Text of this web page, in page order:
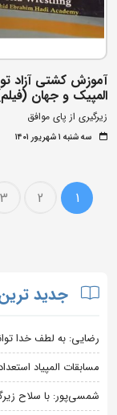
آموزش کشتی آزاد
المپیک و جهان
زیرگیری از پای موافق
سه شنبه ۱ شهریور ۱۴۰۱
1
2
3
جدید
رضایی: به لطف خدا
مسابقات المپیاد
شمسی‌پور: با سلاح